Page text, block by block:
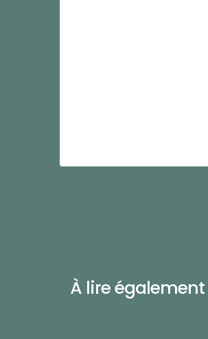
À lire également